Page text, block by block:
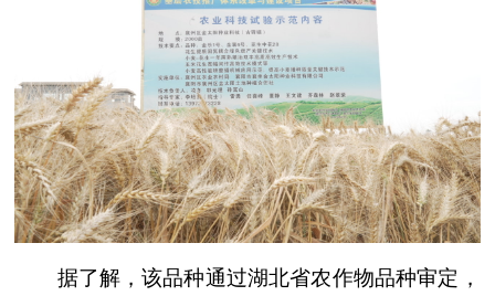
据了解，该品种通过湖北省农作物品种审定，